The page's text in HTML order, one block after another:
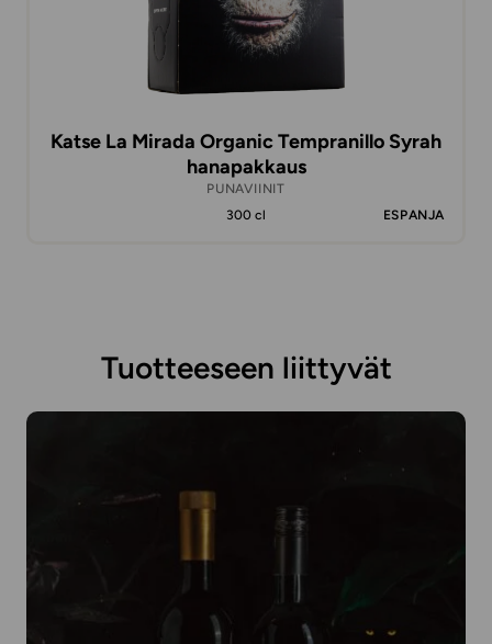
Katse La Mirada Organic Tempranillo Syrah
hanapakkaus
PUNAVIINIT
300 cl
ESPANJA
Tuotteeseen liittyvät